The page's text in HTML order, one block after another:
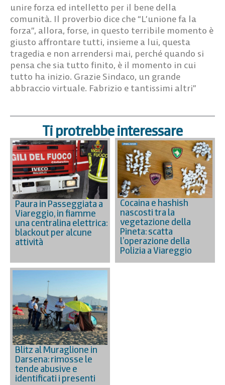
unire forza ed intelletto per il bene della
comunità. Il proverbio dice che “L’unione fa la
forza”, allora, forse, in questo terribile momento è
giusto affrontare tutti, insieme a lui, questa
tragedia e non arrendersi mai, perché quando si
pensa che sia tutto finito, è il momento in cui
tutto ha inizio. Grazie Sindaco, un grande
abbraccio virtuale. Fabrizio e tantissimi altri”
Ti protrebbe interessare
Paura in Passeggiata a
Viareggio, in fiamme
una centralina elettrica:
blackout per alcune
attività
Cocaina e hashish
nascosti tra la
vegetazione della
Pineta: scatta
l’operazione della
Polizia a Viareggio
Blitz al Muraglione in
Darsena: rimosse le
tende abusive e
identificati i presenti